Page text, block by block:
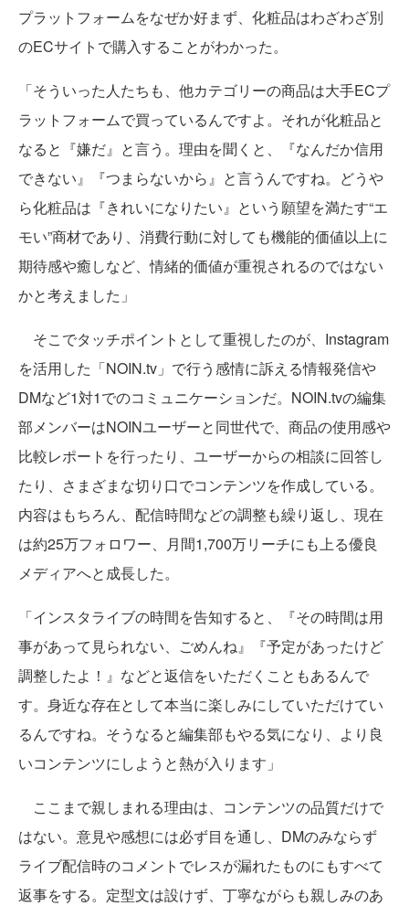
プラットフォームをなぜか好まず、化粧品はわざわざ別
のECサイトで購入することがわかった。
「そういった人たちも、他カテゴリーの商品は大手ECプ
ラットフォームで買っているんですよ。それが化粧品と
なると『嫌だ』と言う。理由を聞くと、『なんだか信用
できない』『つまらないから』と言うんですね。どうや
ら化粧品は『きれいになりたい』という願望を満たす“エ
モい”商材であり、消費行動に対しても機能的価値以上に
期待感や癒しなど、情緒的価値が重視されるのではない
かと考えました」
そこでタッチポイントとして重視したのが、Instagram
を活用した「NOIN.tv」で行う感情に訴える情報発信や
DMなど1対1でのコミュニケーションだ。NOIN.tvの編集
部メンバーはNOINユーザーと同世代で、商品の使用感や
比較レポートを行ったり、ユーザーからの相談に回答し
たり、さまざまな切り口でコンテンツを作成している。
内容はもちろん、配信時間などの調整も繰り返し、現在
は約25万フォロワー、月間1,700万リーチにも上る優良
メディアへと成長した。
「インスタライブの時間を告知すると、『その時間は用
事があって見られない、ごめんね』『予定があったけど
調整したよ！』などと返信をいただくこともあるんで
す。身近な存在として本当に楽しみにしていただけてい
るんですね。そうなると編集部もやる気になり、より良
いコンテンツにしようと熱が入ります」
ここまで親しまれる理由は、コンテンツの品質だけで
はない。意見や感想には必ず目を通し、DMのみならず
ライブ配信時のコメントでレスが漏れたものにもすべて
返事をする。定型文は設けず、丁寧ながらも親しみのあ